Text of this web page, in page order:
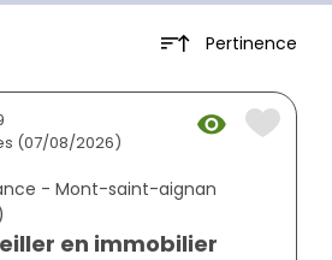
Pertinence
(07/08/2026)
- Mont-saint-aignan
en immobilier